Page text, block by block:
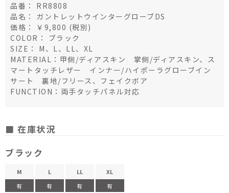
品番： RR8808
品名： ガントレットウインターグローブDS
価格： ￥9,800 (税別)
COLOR： ブラック
SIZE： M、L、LL、XL
MATERIAL：甲側/ディアスキン 掌側/ディアスキン、ス
マートタッチレザー インナー/ハイポーラグローブイン
サート 裏地/フリース、フェイクボア
FUNCTION：両手タッチパネル対応
■ 在庫状況
ブラック
M
有
L
有
LL
有
XL
有